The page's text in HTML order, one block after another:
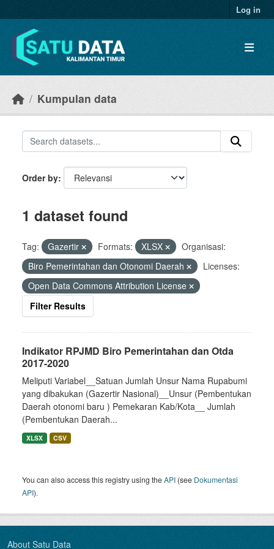
Log in
Kumpulan data
Order by
1 dataset found
Tag: Gazertir Formats: XLSX
Organisasi:
Biro Pemerintahan dan Otonomi Daerah
Licenses:
Open Data Commons Attribution License
Filter Results
Indikator RPJMD Biro Pemerintahan dan Otda
2017-2020
Meliputi Variabel__Satuan Jumlah Unsur Nama Rupabumi
yang dibakukan (Gazertir Nasional)__Unsur (Pembentukan
Daerah otonomi baru ) Pemekaran Kab/Kota__ Jumlah
(Pembentukan Daerah...
XLSX CSV
You can also access this registry using theAPI (see Dokumentasi
API).
About Satu Data